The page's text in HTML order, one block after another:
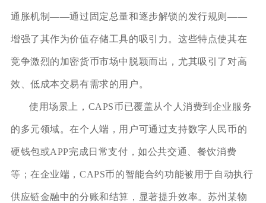
通胀机制——通过固定总量和逐步解锁的发行规则——
增强了其作为价值存储工具的吸引力。这些特点使其在
竞争激烈的加密货币市场中脱颖而出，尤其吸引了对高
效、低成本交易有需求的用户。
使用场景上，CAPS币已覆盖从个人消费到企业服务
的多元领域。在个人端，用户可通过支持数字人民币的
硬钱包或APP完成日常支付，如公共交通、餐饮消费
等；在企业端，CAPS币的智能合约功能被用于自动执行
供应链金融中的分账和结算，显著提升效率。苏州某物